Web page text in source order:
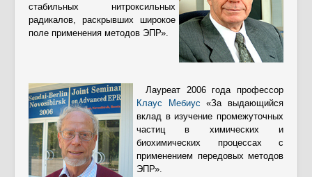
стабильных нитроксильных
радикалов, раскрывших широкое
поле применения методов ЭПР».
Лауреат 2006 года профессор
Клаус Мебиус «За выдающийся
вклад в изучение промежуточных
частиц в химических и
биохимических процессах с
применением передовых методов
ЭПР».